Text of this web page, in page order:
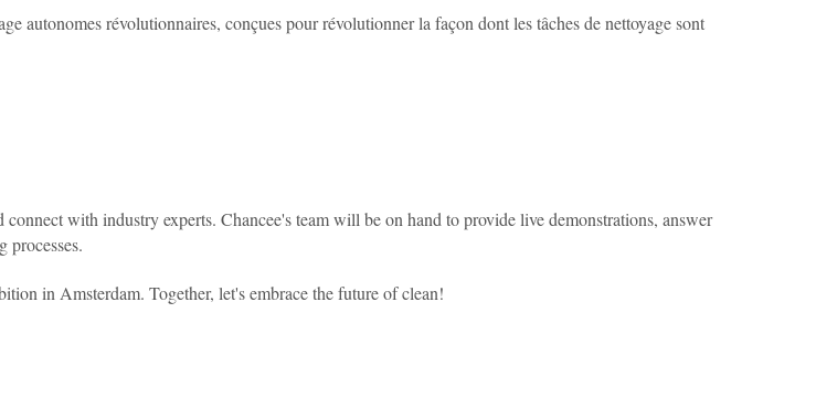
autonomes révolutionnaires, conçues pour révolutionner la façon dont les tâches de nettoyage sont
with industry experts. Chancee's team will be on hand to provide live demonstrations, answer
processes.
in Amsterdam. Together, let's embrace the future of clean!